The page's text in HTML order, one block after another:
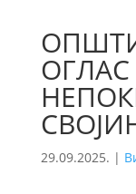
29.09.2025. |